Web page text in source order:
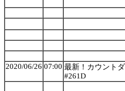
2020/06/26 07:00 最新！カウント
#261D